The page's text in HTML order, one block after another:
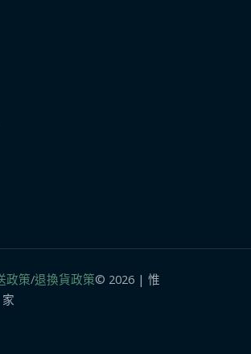
政策/退換貨政策© 2026 | 惟
家